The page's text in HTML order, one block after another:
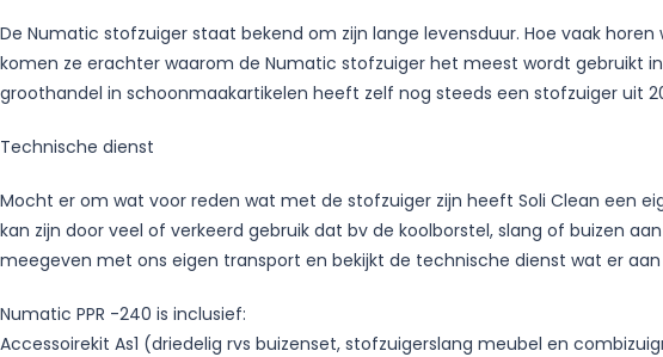
De Numatic stofzuiger staat bekend om zijn lange levensduur. Hoe vaak
komen ze erachter waarom de Numatic stofzuiger het meest wordt gebruikt
groothandel in schoonmaakartikelen heeft zelf nog steeds een stofzuiger uit
Technische dienst
Mocht er om wat voor reden wat met de stofzuiger zijn heeft Soli Clean een
kan zijn door veel of verkeerd gebruik dat bv de koolborstel, slang of buizen
meegeven met ons eigen transport en bekijkt de technische dienst wat er
Numatic PPR -240 is inclusief:
Accessoirekit As1 (driedelig rvs buizenset, stofzuigerslang meubel en